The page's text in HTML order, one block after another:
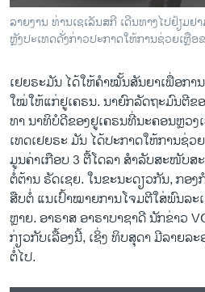
ສຽງ
ລາຍການກະຈາຍສຽງ
ພາສາຕ່າງໆ
ລາຍງານ ທ່ານເຊເລັນສກີ ເດີນທາງໄປຢ້ຽມຢ
ຫຼັງປະເທດດັ່ງກ່າວປະກາດໃຫ້ການຊ່ວຍເຫຼືອ
ເຢຍຣະມັນ ໄດ້ໃຫ້ຄໍາໝັ້ນສັນຍາເພື່ອກ
ໃໝ່ໃຫ້ແກ່ຢູເຄຣນ. ນາຍົກລັດຖະມົນຕີຂ
ທາ ນາທິບໍດີຂອງຢູເຄຣນທີ່ນະຄອນຫຼວງ
ເທດເຢຍຣະ ມັນ ໄດ້ປະກາດໃຫ້ການຊ່ວ
ມູນ​ຄ່າ​ເກືອບ 3 ຕື້ໂດລາ ສໍາລັບສະໜັບ
ຕໍ່ຕ້ານ ຣັດເຊຍ. ໃນຂະນະດຽວກັນ, ກອ
ສືບ​ຕໍ່ ແນເປົ້າໝາຍການໂຈມຕີໃສ່ພົນລະ
ຫຼາຍ. ອາຣາສ ອາຣາບາຊາດີ ນັກຂ່າວ
ກ່ຽວກັບເລື້ອງນີ້, ເຊິ່ງ ທິບສຸດາ ມີລາຍລ
ຕໍ່ໄປ.